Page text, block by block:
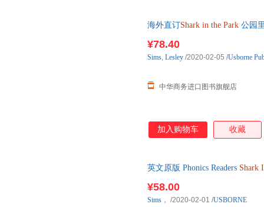
海外直订Shark in the Park 公园
¥78.40
中华商务进口图书旗舰店
Sims, Lesley /2020-02-05 /Usborne
加入购物车 收藏
英文原版 Phonics Readers Shark
¥58.00
Sims ， /2020-02-01 /USBORNE